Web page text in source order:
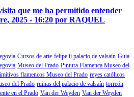
que me ha permitido entender
2025 - 16:20 por RAQUEL
Cursos de arte felipe ii palacio de valsaín Guia
Museo del Prado Pintura Flamenca Museo del
flamencos Museo del Prado reyes católicos
del Prado ruinas del palacio de valsaín torreón
en el Prado Van der Weyden Van der Weyden